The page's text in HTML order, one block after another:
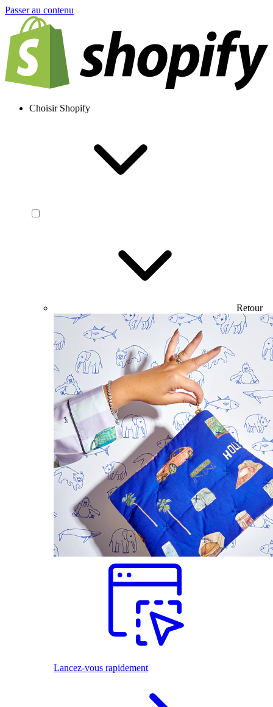
Passer au contenu
Choisir Shopify
Retour
Lancez-vous rapidement